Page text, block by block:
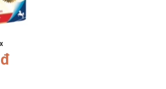
đầy đủ tem mác nguyên seal của nhà sản
vào mục đích mình sử dụng Đông Trùng Hạ
luôn là rẻ nhất bởi chúng tôi luôn chia sẻ phí